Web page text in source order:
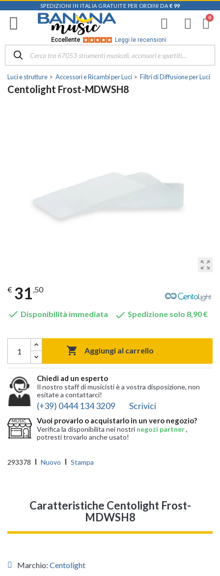
SPEDIZIONI IN ITALIA GRATUITE PER ORDINI DA € 99
Eccellente Leggi le recensioni
Luci e strutture Accessori e Ricambi per Luci Filtri di Diffusione per Luci
Centolight Frost-MDWSH8
zoom_out_map
€ 31,50
 Disponibilità immediata  Spedizione solo 8,90 €
 Aggiungi al carrello
Chiedi ad un esperto
Il nostro staff di musicisti è a vostra disposizione, non
esitate a contattarci!
(+39) 0444 134 3209 Scrivici
Vuoi provarlo o acquistarlo in un vero negozio?
Verifica la disponibilita nei nostri negozi partner,
potresti trovarlo anche usato!
293378 Nuovo Stampa
Caratteristiche Centolight Frost-
MDWSH8
Marchio: Centolight